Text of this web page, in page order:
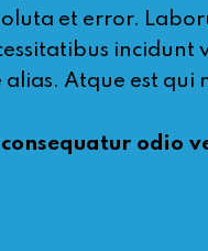
et error.
Atque est